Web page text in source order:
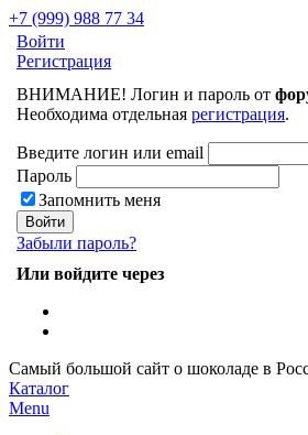
+7 (999) 988 77 34
Войти
Регистрация
ВНИМАНИЕ! Логин и пароль от
Необходима отдельная регистрация.
Введите логин или email
Пароль
Запомнить меня
Забыли пароль?
Или войдите через
Самый большой сайт о шоколаде в
Каталог
Menu